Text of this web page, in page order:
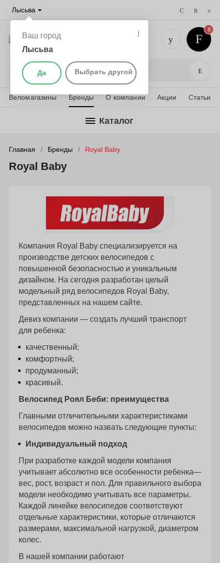
Лысьва
Ваш город
Лысьва
Да Выбрать другой Поиск
+7 (901)
0
Веломагазины Бренды О компании Акции Статьи
Каталог
Главная Бренды Royal Baby
Royal Baby
Компания Royal Baby специализируется на
производстве детских велосипедов с
повышенной безопасностью и уникальным
дизайном. На сегодня разработан целый
модельный ряд велосипедов Royal Baby,
представленных на нашем сайте.
Девиз компании — создать лучший транспорт
для ребенка:
качественный;
комфортный;
продуманный;
красивый.
Велосипед Роял Беби: преимущества
Главными отличительными характеристиками
велосипедов можно назвать следующие пункты:
Индивидуальный подход
При разработке каждой модели компания
учитывает абсолютно все особенности ребенка—
вес, рост, возраст и пол. Для правильного выбора
модели необходимо учитывать все параметры.
Каждой линейке велосипедов соответствуют
отдельные характеристики, которые отличаются
размерами, максимальной нагрузкой, диаметром
колес.
В нашей компании работают